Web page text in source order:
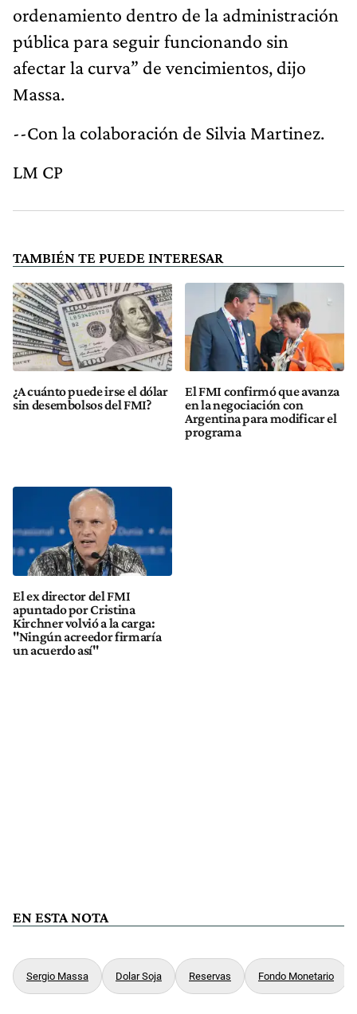
ordenamiento dentro de la administración
pública para seguir funcionando sin
afectar la curva” de vencimientos, dijo
Massa.
--Con la colaboración de Silvia Martinez.
LM CP
TAMBIÉN TE PUEDE INTERESAR
¿A cuánto puede irse el dólar
sin desembolsos del FMI?
El FMI confirmó que avanza
en la negociación con
Argentina para modificar el
programa
El ex director del FMI
apuntado por Cristina
Kirchner volvió a la carga:
"Ningún acreedor firmaría
un acuerdo así"
EN ESTA NOTA
Sergio Massa Dolar Soja Reservas Fondo Monetario